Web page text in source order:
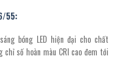
55:
bóng LED hiện đại cho chất
số hoàn màu CRI cao đem tới